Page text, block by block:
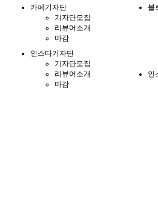
카페기자단
기자단모집
리뷰어소개
마감
인스타기자단
기자단모집
리뷰어소개
마감
블
인